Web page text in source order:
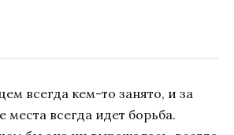
всегда кем-то занято, и за
места всегда идет борьба.